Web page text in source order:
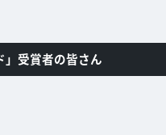
」受賞者の皆さん